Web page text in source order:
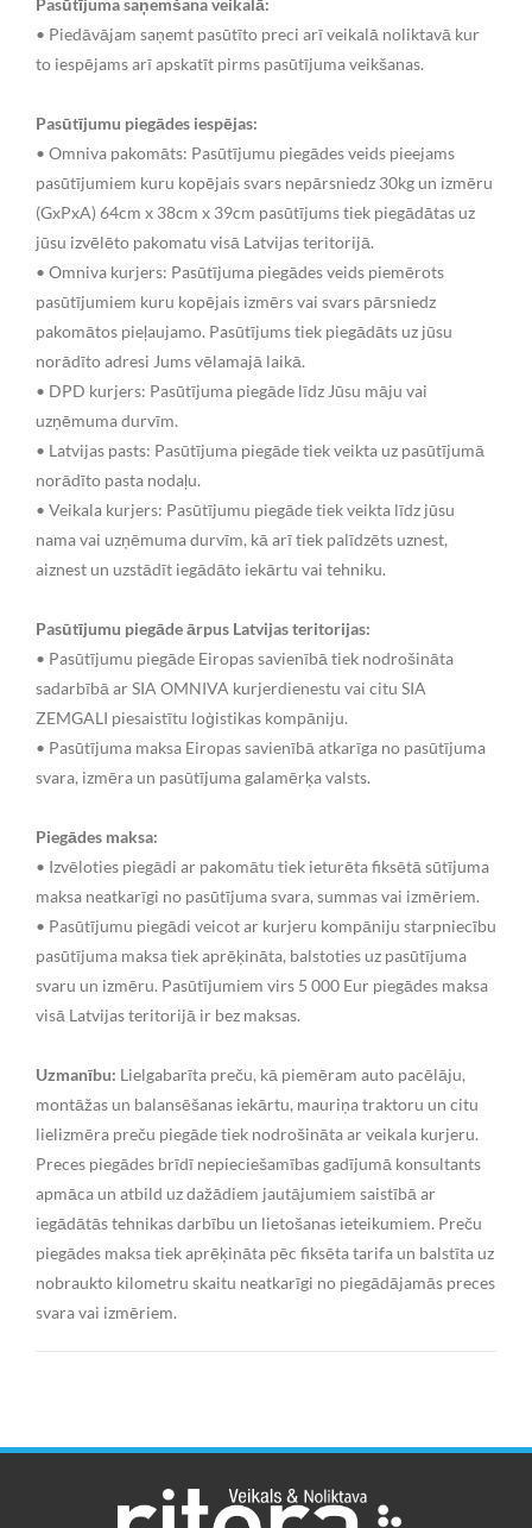
Pasūtījuma saņemšana veikalā:
• Piedāvājam saņemt pasūtīto preci arī veikalā noliktavā kur
to iespējams arī apskatīt pirms pasūtījuma veikšanas.
Pasūtījumu piegādes iespējas:
• Omniva pakomāts: Pasūtījumu piegādes veids pieejams
pasūtījumiem kuru kopējais svars nepārsniedz 30kg un izmēru
(GxPxA) 64cm x 38cm x 39cm pasūtījums tiek piegādātas uz
jūsu izvēlēto pakomatu visā Latvijas teritorijā.
• Omniva kurjers: Pasūtījuma piegādes veids piemērots
pasūtījumiem kuru kopējais izmērs vai svars pārsniedz
pakomātos pieļaujamo. Pasūtījums tiek piegādāts uz jūsu
norādīto adresi Jums vēlamajā laikā.
• DPD kurjers: Pasūtījuma piegāde līdz Jūsu māju vai
uzņēmuma durvīm.
• Latvijas pasts: Pasūtījuma piegāde tiek veikta uz pasūtījumā
norādīto pasta nodaļu.
• Veikala kurjers: Pasūtījumu piegāde tiek veikta līdz jūsu
nama vai uzņēmuma durvīm, kā arī tiek palīdzēts uznest,
aiznest un uzstādīt iegādāto iekārtu vai tehniku.
Pasūtījumu piegāde ārpus Latvijas teritorijas:
• Pasūtījumu piegāde Eiropas savienībā tiek nodrošināta
sadarbībā ar SIA OMNIVA kurjerdienestu vai citu SIA
ZEMGALI piesaistītu loģistikas kompāniju.
• Pasūtījuma maksa Eiropas savienībā atkarīga no pasūtījuma
svara, izmēra un pasūtījuma galamērķa valsts.
Piegādes maksa:
• Izvēloties piegādi ar pakomātu tiek ieturēta fiksētā sūtījuma
maksa neatkarīgi no pasūtījuma svara, summas vai izmēriem.
• Pasūtījumu piegādi veicot ar kurjeru kompāniju starpniecību
pasūtījuma maksa tiek aprēķināta, balstoties uz pasūtījuma
svaru un izmēru. Pasūtījumiem virs 5 000 Eur piegādes maksa
visā Latvijas teritorijā ir bez maksas.
Uzmanību: Lielgabarīta preču, kā piemēram auto pacēlāju,
montāžas un balansēšanas iekārtu, mauriņa traktoru un citu
lielizmēra preču piegāde tiek nodrošināta ar veikala kurjeru.
Preces piegādes brīdī nepieciešamības gadījumā konsultants
apmāca un atbild uz dažādiem jautājumiem saistībā ar
iegādātās tehnikas darbību un lietošanas ieteikumiem. Preču
piegādes maksa tiek aprēķināta pēc fiksēta tarifa un balstīta uz
nobraukto kilometru skaitu neatkarīgi no piegādājamās preces
svara vai izmēriem.